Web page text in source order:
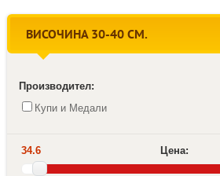
ВИСОЧИНА 30-40 СМ.
Производител:
Купи и Медали
34.6 Цена: